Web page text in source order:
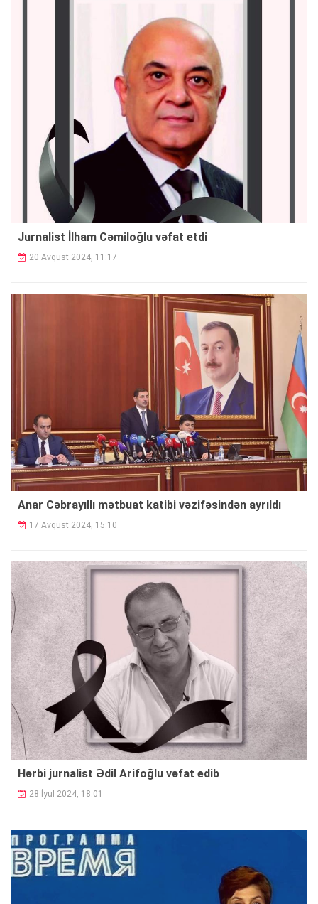
Jurnalist İlham Cəmiloğlu vəfat etdi
20 Avqust 2024, 11:17
Anar Cəbrayıllı mətbuat katibi vəzifəsindən ayrıldı
17 Avqust 2024, 15:10
Hərbi jurnalist Ədil Arifoğlu vəfat edib
28 İyul 2024, 18:01